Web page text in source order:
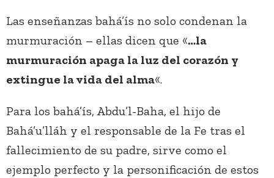
Las enseñanzas bahá’ís no solo condenan la
murmuración – ellas dicen que «…la
murmuración apaga la luz del corazón y
extingue la vida del alma«.
Para los bahá’ís, Abdu’l-Baha, el hijo de
Bahá’u’lláh y el responsable de la Fe tras el
fallecimiento de su padre, sirve como el
ejemplo perfecto y la personificación de estos